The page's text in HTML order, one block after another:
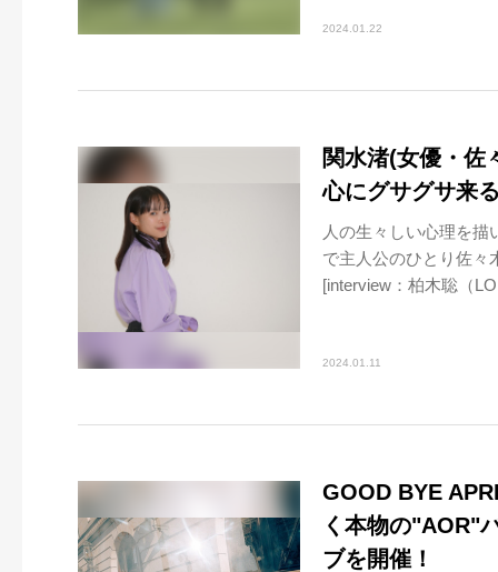
2024.01.22
関水渚(女優・佐
心にグサグサ来
人の生々しい心理を
で主人公のひとり佐々
[interview：柏木聡（
2024.01.11
GOOD BYE
く本物の"AOR"
ブを開催！